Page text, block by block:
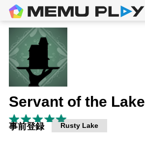
Servant of the Lake
事前登録 Rusty Lake